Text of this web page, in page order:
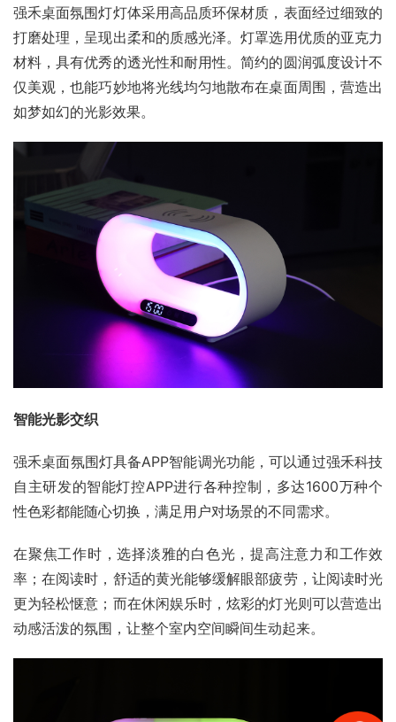
强禾桌面氛围灯灯体采用高品质环保材质，表面经过细致的
打磨处理，呈现出柔和的质感光泽。灯罩选用优质的亚克力
材料，具有优秀的透光性和耐用性。简约的圆润弧度设计不
仅美观，也能巧妙地将光线均匀地散布在桌面周围，营造出
如梦如幻的光影效果。
智能光影交织
强禾桌面氛围灯具备APP智能调光功能，可以通过强禾科技
自主研发的智能灯控APP进行各种控制，多达1600万种个
性色彩都能随心切换，满足用户对场景的不同需求。
在聚焦工作时，选择淡雅的白色光，提高注意力和工作效
率；在阅读时，舒适的黄光能够缓解眼部疲劳，让阅读时光
更为轻松惬意；而在休闲娱乐时，炫彩的灯光则可以营造出
动感活泼的氛围，让整个室内空间瞬间生动起来。